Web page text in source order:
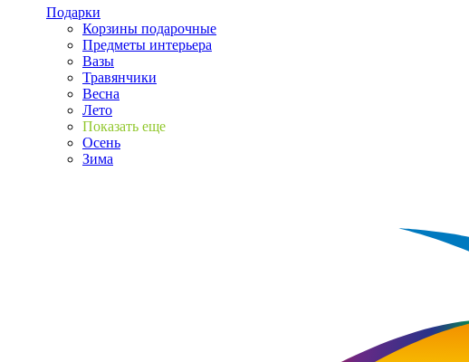
Подарки
Корзины подарочные
Предметы интерьера
Вазы
Травянчики
Весна
Лето
Показать еще
Осень
Зима